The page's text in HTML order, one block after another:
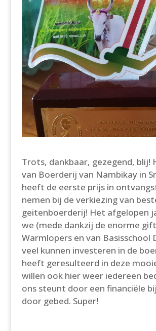
Trots, dankbaar, gezegend, blij!
van Boerderij van Nambikay in
heeft de eerste prijs in
nemen bij de verkiezing van
geitenboerderij! Het afgelopen
we (mede dankzij de enorme
Warmlopers en van Basisschool
veel kunnen investeren in de
heeft geresulteerd in deze
willen ook hier weer iedereen
ons steunt door een financiële
door gebed. Super!